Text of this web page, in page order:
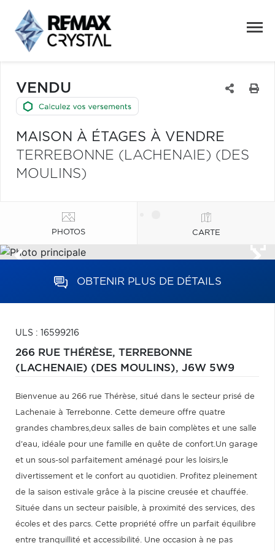
VENDU
MAISON À ÉTAGES À VENDRE
TERREBONNE (LACHENAIE) (DES
MOULINS)
PHOTOS CARTE
OBTENIR PLUS DE DÉTAILS
ULS : 16599216
266 RUE THÉRÈSE, TERREBONNE
(LACHENAIE) (DES MOULINS), J6W 5W9
Bienvenue au 266 rue Thérèse, situé dans le secteur prisé de
Lachenaie à Terrebonne. Cette demeure offre quatre
grandes chambres,deux salles de bain complètes et une salle
d'eau, idéale pour une famille en quête de confort.Un garage
et un sous-sol parfaitement aménagé pour les loisirs,le
divertissement et le confort au quotidien. Profitez pleinement
de la saison estivale grâce à la piscine creusée et chauffée.
Située dans un secteur paisible, à proximité des services, des
écoles et des parcs. Cette propriété offre un parfait équilibre
entre tranquillité et accessibilité. Une occasion à ne pas